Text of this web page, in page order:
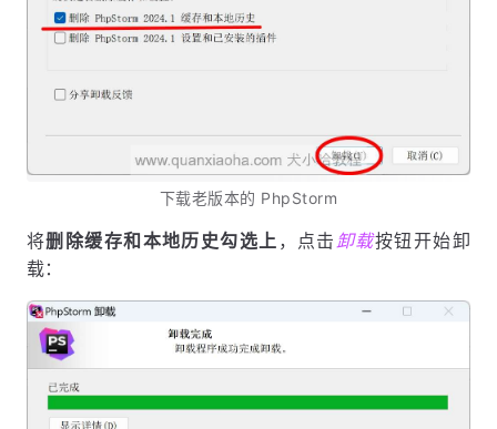
下载老版本的 PhpStorm
将删除缓存和本地历史勾选上 ，点击 卸载按钮开始卸
载：